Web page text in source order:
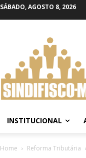
SÁBADO, AGOSTO 8, 2026
INSTITUCIONAL
Home Reforma Tributária